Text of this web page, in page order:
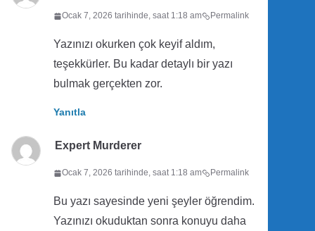
Ocak 7, 2026 tarihinde, saat 1:18 am Permalink
Yazınızı okurken çok keyif aldım,
teşekkürler. Bu kadar detaylı bir yazı
bulmak gerçekten zor.
Yanıtla
Expert Murderer
Ocak 7, 2026 tarihinde, saat 1:18 am Permalink
Bu yazı sayesinde yeni şeyler öğrendim.
Yazınızı okuduktan sonra konuyu daha